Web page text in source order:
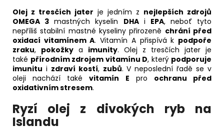
Olej z tresčích jater je jedním z nejlepších zdrojů
OMEGA 3 mastných kyselin DHA i EPA, neboť tyto
nepříliš stabilní mastné kyseliny přirozeně chrání před
oxidací vitamínem A. Vitamín A přispívá k podpoře
zraku, pokožky a imunity. Olej z tresčích jater je
také přírodním zdrojem vitamínu D, který podporuje
imunitu i zdraví kostí, zubů. V neposlední řadě se v
oleji nachází také
vitamín E pro
ochranu před
oxidativním stresem.
Ryzí olej z divokých ryb na
Islandu